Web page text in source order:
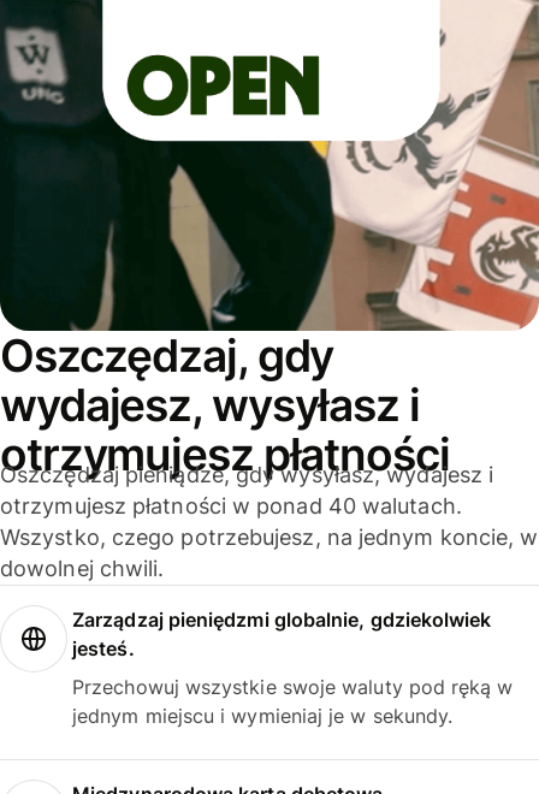
Oszczędzaj, gdy
wydajesz, wysyłasz i
otrzymujesz płatności
Oszczędzaj pieniądze, gdy wysyłasz, wydajesz i
otrzymujesz płatności w ponad 40 walutach.
Wszystko, czego potrzebujesz, na jednym koncie, w
dowolnej chwili.
Zarządzaj pieniędzmi globalnie, gdziekolwiek
jesteś.
Przechowuj wszystkie swoje waluty pod ręką w
jednym miejscu i wymieniaj je w sekundy.